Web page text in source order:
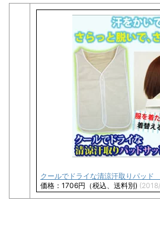
クールでドライな清涼汗取りパッド
価格：1706円（税込、送料別)